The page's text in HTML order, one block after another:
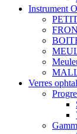
Instrument
Verres